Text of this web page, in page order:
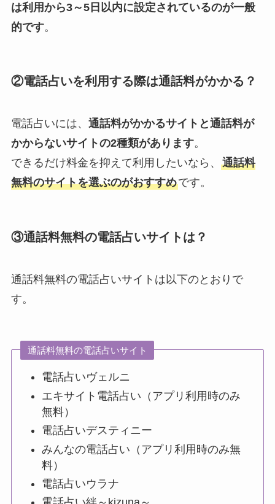
は利用から3～5日以内に設定されているのが一般
的です。
②電話占いを利用する際は通話料がかかる？
電話占いには、 通話料がかかるサイトと通話料が
かからないサイトの2種類があります。
できるだけ料金を抑えて利用したいなら、 通話料
無料のサイトを選ぶのがおすすめです。
③通話料無料の電話占いサイトは？
通話料無料の電話占いサイトは以下のとおりで
す。
通話料無料の電話占いサイト
電話占いヴェルニ
エキサイト電話占い（アプリ利用時のみ
無料）
電話占いデスティニー
みんなの電話占い（アプリ利用時のみ無
料）
電話占いウラナ